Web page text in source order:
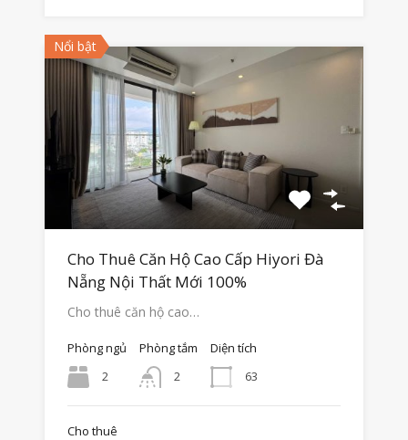
Nổi bật
Cho Thuê Căn Hộ Cao Cấp Hiyori Đà
Nẵng Nội Thất Mới 100%
Cho thuê căn hộ cao…
Phòng ngủ
2
Phòng tắm
2
Diện tích
63
Cho thuê